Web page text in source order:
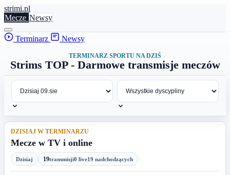
strimi.pl
Mecze Newsy
Terminarz Newsy
TERMINARZ SPORTU NA DZIŚ
Strims TOP - Darmowe transmisje meczów
DZISIAJ W TERMINARZU
Mecze w TV i online
Dzisiaj 19transmisji0 live19 nadchodzących